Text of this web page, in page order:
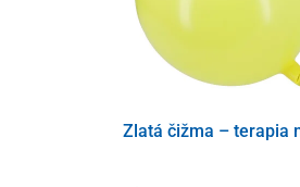
Zlatá čižma – terapia